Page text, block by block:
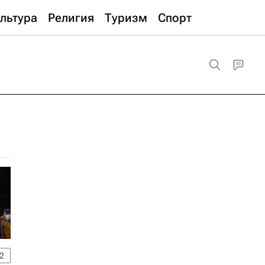
Религия Туризм Спорт
2